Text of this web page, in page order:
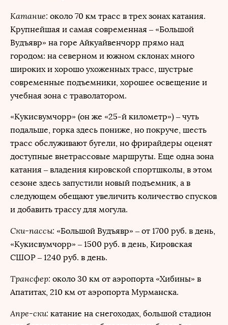
Катание: около 70 км трасс в трех зонах катания.
Крупнейшая и самая современная – «Большой
Вудъявр» на горе Айкуайвенчорр прямо над
городом: на северном и южном склонах много
широких и хорошо ухоженных трасс, шустрые
современные подъемники, хорошее освещение и
учебная зона с траволатором.
«Кукисвумчорр» (он же «25-й километр») – чуть
подальше, горка здесь пониже, но покруче, шесть
трасс обслуживают бугели, но фрирайдеры оценят
доступные внетрассовые маршруты. Еще одна зона
катания – владения кировской спортшколы, в этом
сезоне здесь запустили новый подъемник, а в
следующем обещают увеличить количество спусков
и добавить трассу для могула.
Ски-пассы: «Большой Вудъявр» – от 1700 руб. в день,
«Кукисвумчорр» – 1500 руб. в день, Кировская
СШОР – 1240 руб. в день.
Трансфер: около 30 км от аэропорта «Хибины» в
Апатитах, 210 км от аэропорта Мурманска.
Апре-ски: катание на снегоходах, большой стадион